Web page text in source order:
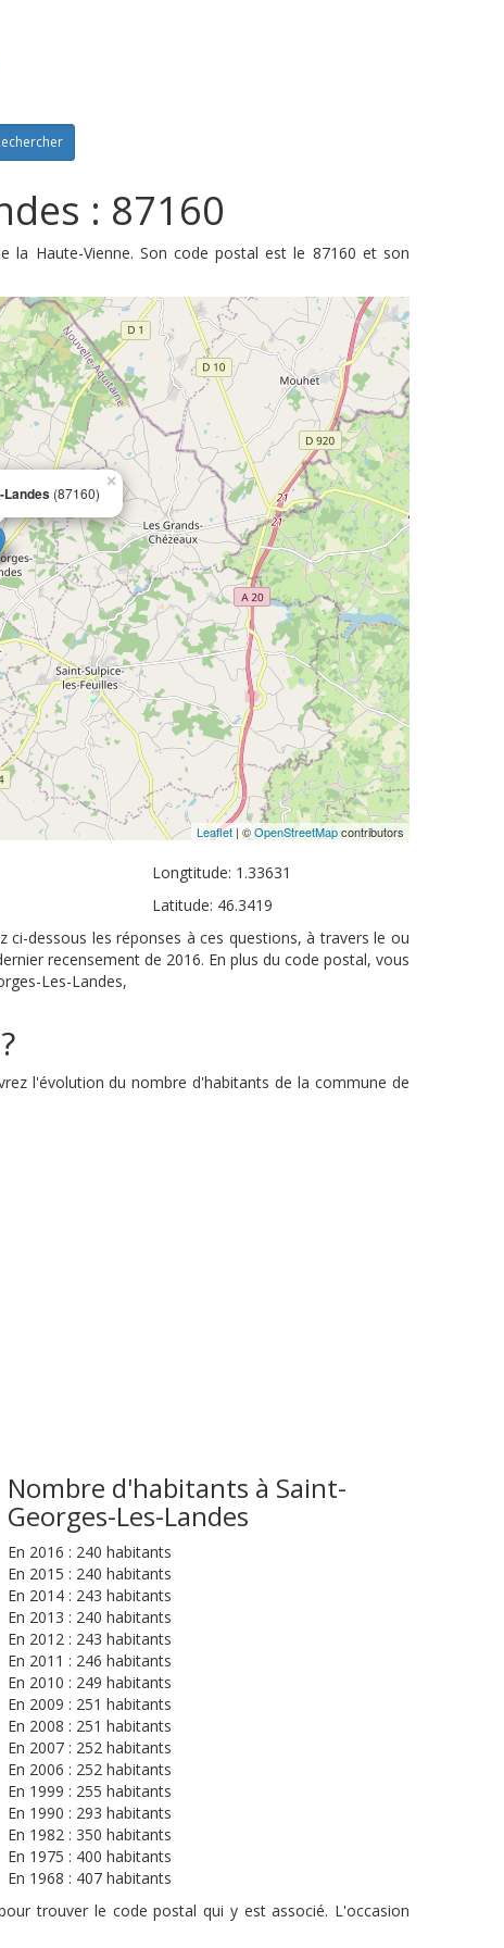
: 87160
la Haute-Vienne. Son code postal est le 87160 et son
Landes (87160)
×
Leaflet | ©OpenStreetMapcontributors
Longtitude: 1.33631
Latitude: 46.3419
ci-dessous les réponses à ces questions, à travers le ou
recensement de 2016. En plus du code postal, vous
Les-Landes,
l'évolution du nombre d'habitants de la commune de
Nombre d'habitants à Saint-
Georges-Les-Landes
En 2016 : 240 habitants
En 2015 : 240 habitants
En 2014 : 243 habitants
En 2013 : 240 habitants
En 2012 : 243 habitants
En 2011 : 246 habitants
En 2010 : 249 habitants
En 2009 : 251 habitants
En 2008 : 251 habitants
En 2007 : 252 habitants
En 2006 : 252 habitants
En 1999 : 255 habitants
En 1990 : 293 habitants
En 1982 : 350 habitants
En 1975 : 400 habitants
En 1968 : 407 habitants
trouver le code postal qui y est associé. L'occasion